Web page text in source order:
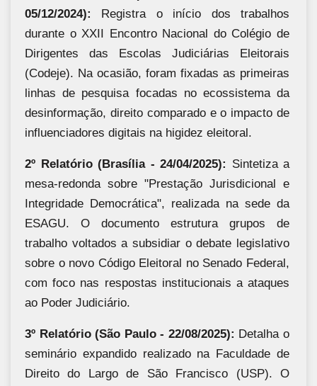
05/12/2024):
Registra o início dos trabalhos
durante o XXII Encontro Nacional do Colégio de
Dirigentes das Escolas Judiciárias Eleitorais
(Codeje). Na ocasião, foram fixadas as primeiras
linhas de pesquisa focadas no ecossistema da
desinformação, direito comparado e o impacto de
influenciadores digitais na higidez eleitoral.
2º Relatório (Brasília - 24/04/2025): Sintetiza a
mesa-redonda sobre "Prestação Jurisdicional e
Integridade Democrática", realizada na sede da
ESAGU. O documento estrutura grupos de
trabalho voltados a subsidiar o debate legislativo
sobre o novo Código Eleitoral no Senado Federal,
com foco nas respostas institucionais a ataques
ao Poder Judiciário.
3º Relatório (São Paulo - 22/08/2025): Detalha o
seminário expandido realizado na Faculdade de
Direito do Largo de São Francisco (USP). O